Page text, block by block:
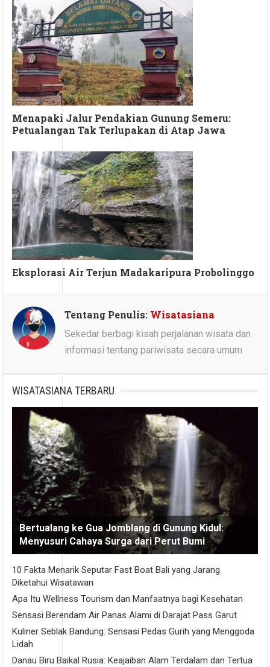
Menapaki Jalur Pendakian Gunung Semeru:
Petualangan Tak Terlupakan di Atap Jawa
Eksplorasi Air Terjun Madakaripura Probolinggo
Tentang Penulis: Wisatasiana
Sekedar berbagi kisah perjalanan wisata dan
informasi tentang pariwisata secara umum
WISATASIANA TERBARU
Bertualang ke Gua Jomblang di Gunung Kidul:
Menyusuri Cahaya Surga dari Perut Bumi
10 Fakta Menarik Seputar Fast Boat Bali yang Jarang
Diketahui Wisatawan
Apa Itu Wellness Tourism dan Manfaatnya bagi Kesehatan
Sensasi Berendam Air Panas Alami di Darajat Pass Garut
Kuliner Seblak Bandung: Sensasi Pedas Gurih yang Menggoda
Lidah
Danau Biru Baikal Rusia: Keajaiban Alam Terdalam dan Tertua